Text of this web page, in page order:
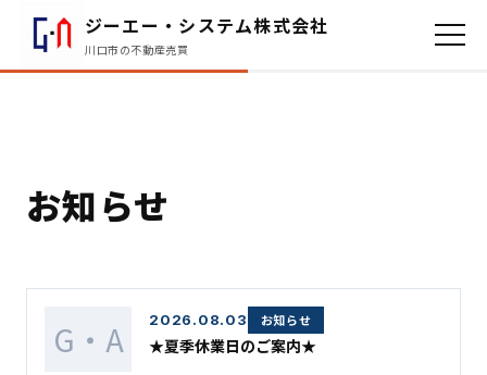
ジーエー・システム株式会社
川口市の不動産売買
お知らせ
G・A 2026.08.03 お知らせ
★夏季休業日のご案内★